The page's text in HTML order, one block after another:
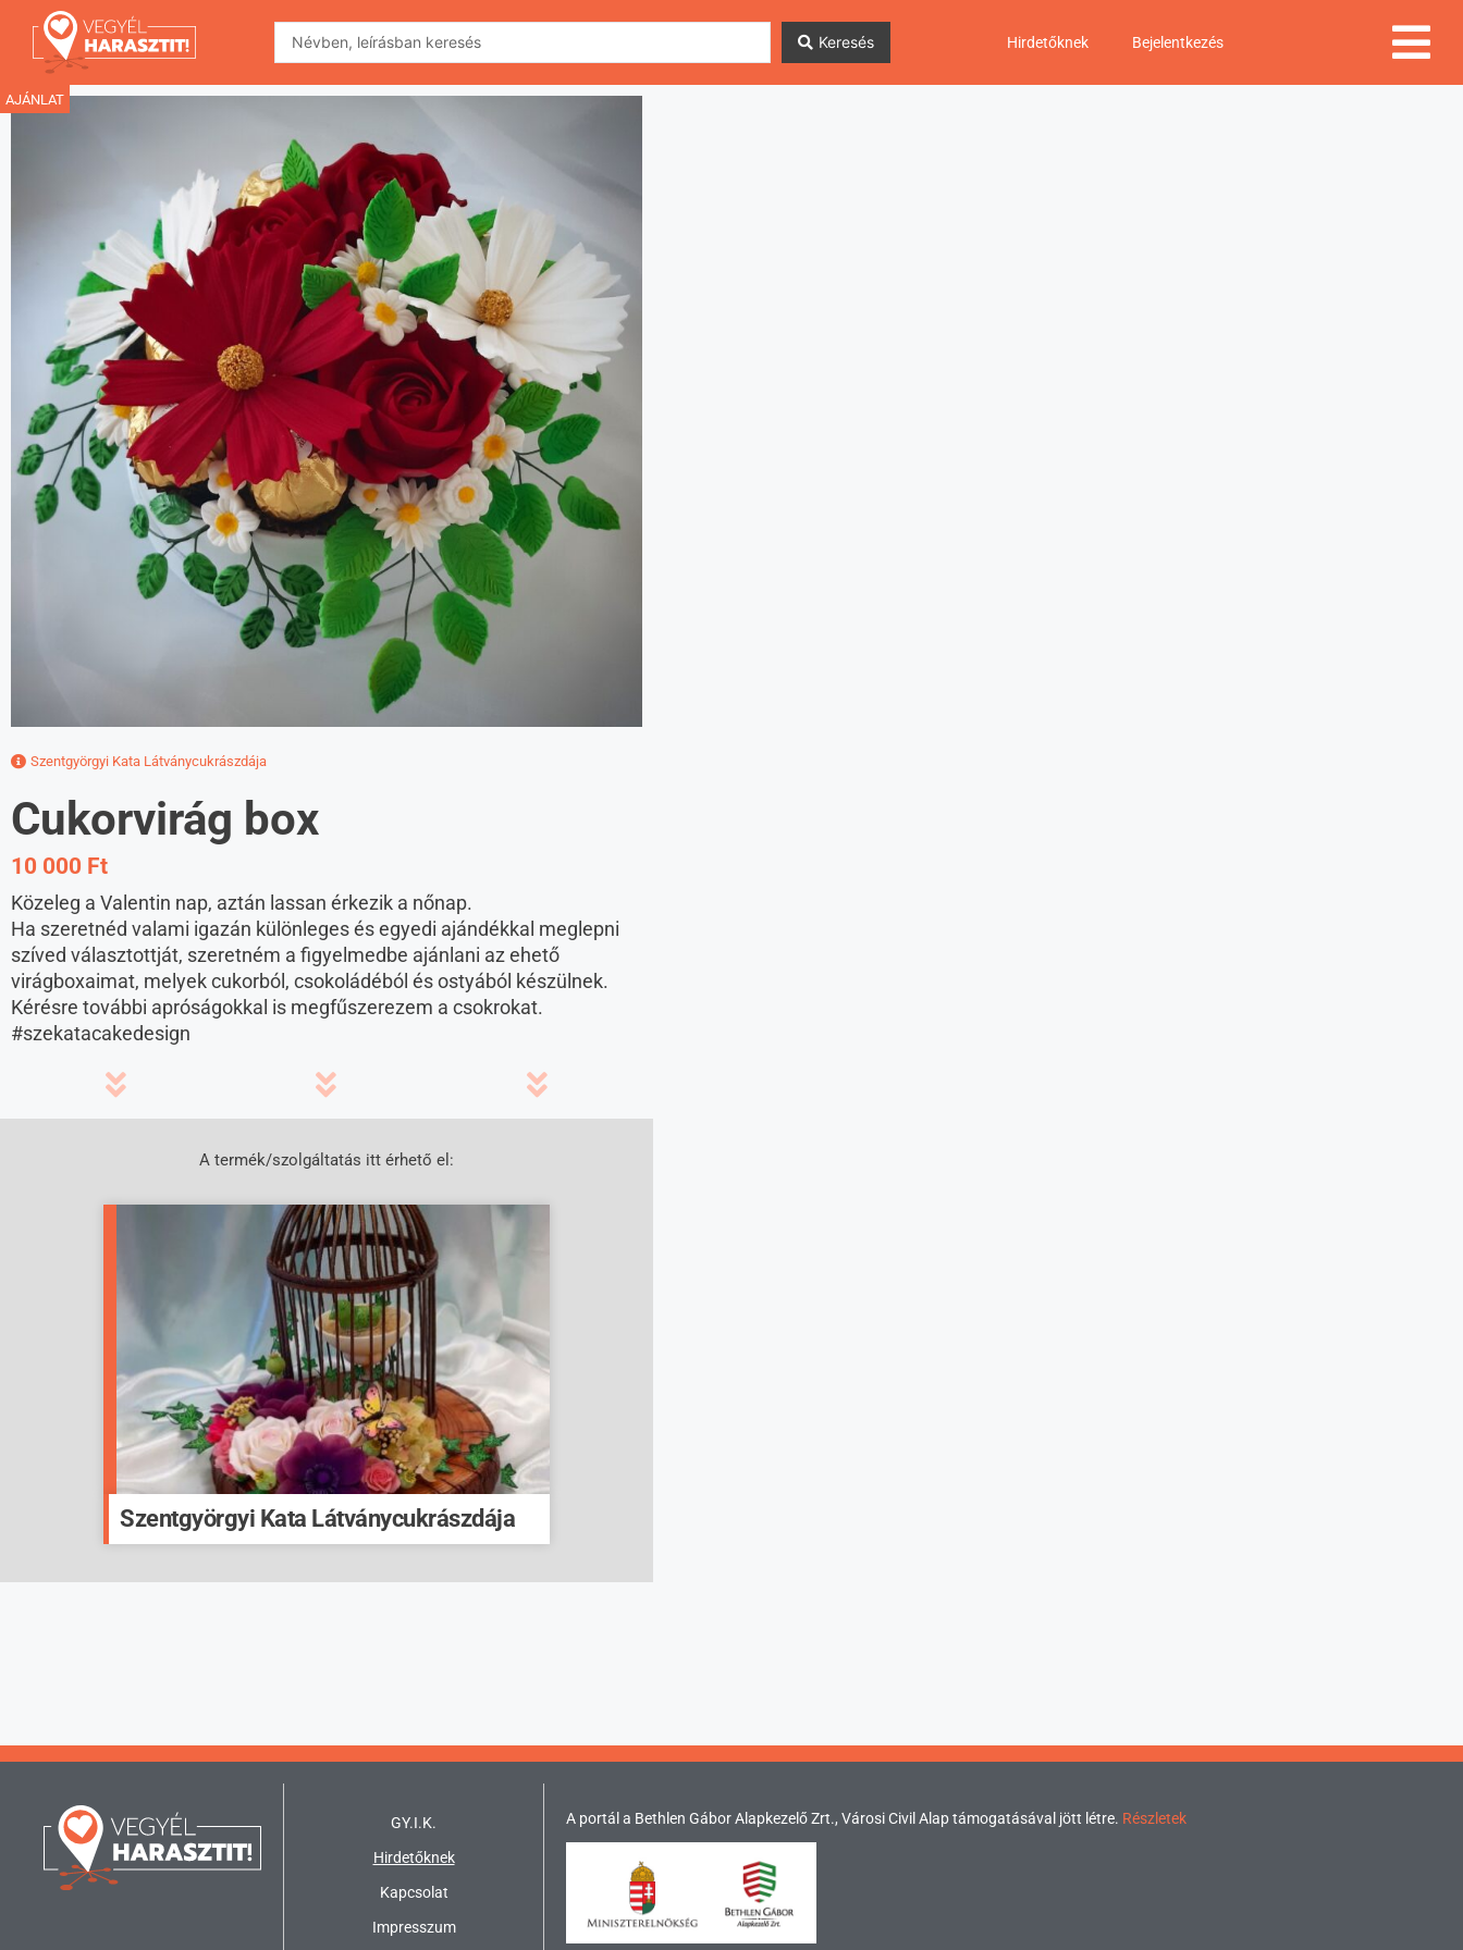
Keresés Hirdetőknek Bejelentkezés
AJÁNLAT
Szentgyörgyi Kata Látványcukrászdája
Cukorvirág box
10 000 Ft
Közeleg a Valentin nap, aztán lassan érkezik a nőnap.
Ha szeretnéd valami igazán különleges és egyedi ajándékkal meglepni
szíved választottját, szeretném a figyelmedbe ajánlani az ehető
virágboxaimat, melyek cukorból, csokoládéból és ostyából készülnek.
Kérésre további apróságokkal is megfűszerezem a csokrokat.
#szekatacakedesign
A termék/szolgáltatás itt érhető el:
Szentgyörgyi Kata Látványcukrászdája
GY.I.K.
Hirdetőknek
Kapcsolat
Impresszum
A portál a Bethlen Gábor Alapkezelő Zrt., Városi Civil Alap támogatásával jött létre. Részletek